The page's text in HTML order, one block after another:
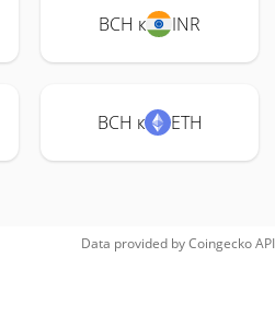
BCH к INR
BCH к ETH
Data provided byCoingeckoAPI